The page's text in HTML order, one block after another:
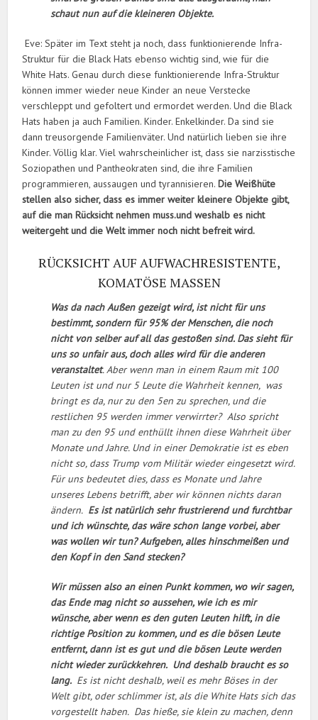
schaut nun auf die kleineren Objekte.
Eve: Später im Text steht ja noch, dass funktionierende Infra-
Struktur für die Black Hats ebenso wichtig sind, wie für die
White Hats. Genau durch diese funktionierende Infra-Struktur
können immer wieder neue Kinder an neue Verstecke
verschleppt und gefoltert und ermordet werden. Und die Black
Hats haben ja auch Familien. Kinder. Enkelkinder. Da sind sie
dann treusorgende Familienväter. Und natürlich lieben sie ihre
Kinder. Völlig klar. Viel wahrscheinlicher ist, dass sie narzisstische
Soziopathen und Pantheokraten sind, die ihre Familien
programmieren, aussaugen und tyrannisieren. Die Weißhüte
stellen also sicher, dass es immer weiter kleinere Objekte gibt,
auf die man Rücksicht nehmen muss.und weshalb es nicht
weitergeht und die Welt immer noch nicht befreit wird.
RÜCKSICHT AUF AUFWACHRESISTENTE,
KOMATÖSE MASSEN
Was da nach Außen gezeigt wird, ist nicht für uns
bestimmt, sondern für 95% der Menschen, die noch
nicht von selber auf all das gestoßen sind. Das sieht für
uns so unfair aus, doch alles wird für die anderen
veranstaltet. Aber wenn man in einem Raum mit 100
Leuten ist und nur 5 Leute die Wahrheit kennen, was
bringt es da, nur zu den 5en zu sprechen, und die
restlichen 95 werden immer verwirrter? Also spricht
man zu den 95 und enthüllt ihnen diese Wahrheit über
Monate und Jahre. Und in einer Demokratie ist es eben
nicht so, dass Trump vom Militär wieder eingesetzt wird.
Für uns bedeutet dies, dass es Monate und Jahre
unseres Lebens betrifft, aber wir können nichts daran
ändern. Es ist natürlich sehr frustrierend und furchtbar
und ich wünschte, das wäre schon lange vorbei, aber
was wollen wir tun? Aufgeben, alles hinschmeißen und
den Kopf in den Sand stecken?
Wir müssen also an einen Punkt kommen, wo wir sagen,
das Ende mag nicht so aussehen, wie ich es mir
wünsche, aber wenn es den guten Leuten hilft, in die
richtige Position zu kommen, und es die bösen Leute
entfernt, dann ist es gut und die bösen Leute werden
nicht wieder zurückkehren. Und deshalb braucht es so
lang. Es ist nicht deshalb, weil es mehr Böses in der
Welt gibt, oder schlimmer ist, als die White Hats sich das
vorgestellt haben. Das hieße, sie klein zu machen, denn